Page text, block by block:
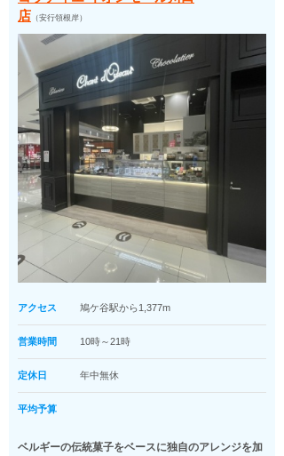
店 （安行領根岸）
アクセス 鳩ケ谷駅から1,377m
営業時間 10時～21時
定休日 年中無休
平均予算
ベルギーの伝統菓子をベースに独自のアレンジを加